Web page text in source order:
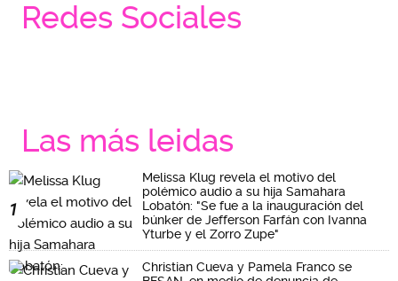
Redes Sociales
Las más leidas
1
Melissa Klug revela el motivo del
polémico audio a su hija Samahara
Lobatón: "Se fue a la inauguración del
búnker de Jefferson Farfán con Ivanna
Yturbe y el Zorro Zupe"
Christian Cueva y Pamela Franco se